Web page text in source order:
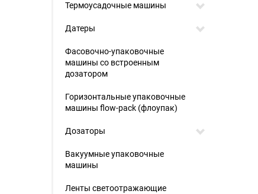
Термоусадочные машины
Датеры
Фасовочно-упаковочные
машины со встроенным
дозатором
Горизонтальные упаковочные
машины flow-pack (флоупак)
Дозаторы
Вакуумные упаковочные
машины
Ленты светоотражающие